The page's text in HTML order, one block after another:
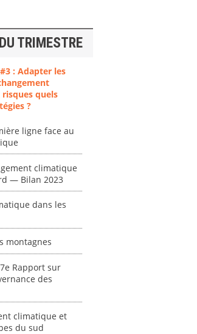
des
de
électronique ]
climatiques
risques pour le
système financier
TRIMESTRE
: Adapter les
quels
?
ligne face au
climatique
— Bilan 2023
dans les
montagnes
Rapport sur
des
climatique et
du sud